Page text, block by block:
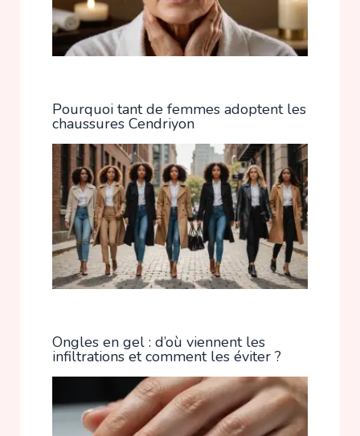
Pourquoi tant de femmes adoptent les
chaussures Cendriyon
Ongles en gel : d’où viennent les
infiltrations et comment les éviter ?